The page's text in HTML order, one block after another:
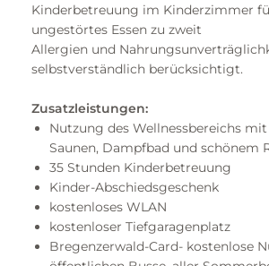
Kinderbetreuung im Kinderzimmer
ungestörtes Essen zu zweit
Allergien und
selbstverständlich berücksichtigt.
Zusatzleistungen:
Nutzung des Wellnessbereichs
Saunen, Dampfbad und schönem
35 Stunden Kinderbetreuung
Kinder-Abschiedsgeschenk
kostenloses WLAN
kostenloser Tiefgaragenplatz
Bregenzerwald-Card- kostenlose